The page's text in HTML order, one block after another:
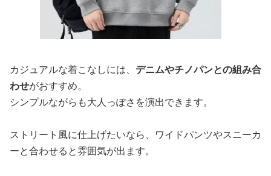
カジュアルな着こなしには、 デニムやチノパンとの組み合
わせがおすすめ。
シンプルながらも大人っぽさを演出できます。
ストリート風に仕上げたいなら、ワイドパンツやスニーカ
ーと合わせると雰囲気が出ます。